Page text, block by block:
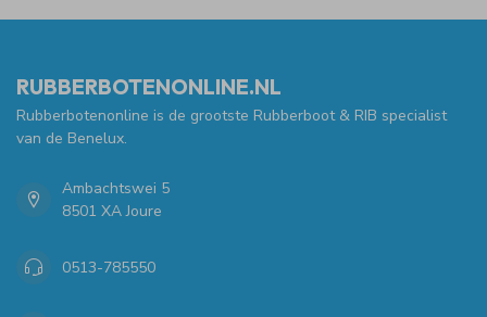
RUBBERBOTENONLINE.NL
Rubberbotenonline is de grootste Rubberboot & RIB specialist
van de Benelux.
Ambachtswei 5
8501 XA Joure
0513-785550